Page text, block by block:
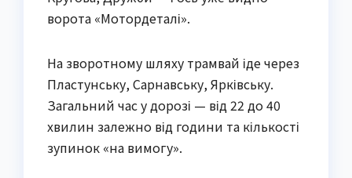
ворота «Мотордеталі».
На зворотному шляху трамвай іде через
Пластунську, Сарнавську, Ярківську.
Загальний час у дорозі — від 22 до 40
хвилин залежно від години та кількості
зупинок «на вимогу».